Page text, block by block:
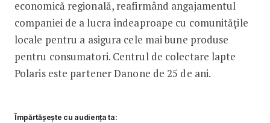
economică regională, reafirmând angajamentul
companiei de a lucra îndeaproape cu comunitățile
locale pentru a asigura cele mai bune produse
pentru consumatori. Centrul de colectare lapte
Polaris este partener Danone de 25 de ani.
Împărtășește cu audiența ta: